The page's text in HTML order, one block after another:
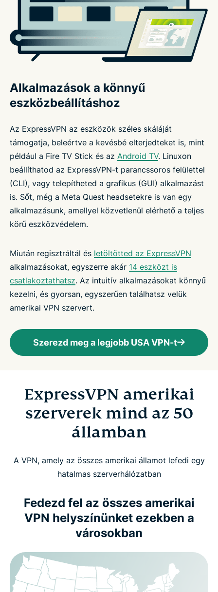
Alkalmazások a könnyű
eszközbeállításhoz
Az ExpressVPN az eszközök széles skáláját
támogatja, beleértve a kevésbé elterjedteket is, mint
például a Fire TV Stick és az Android TV. Linuxon
beállíthatod az ExpressVPN-t parancssoros felülettel
(CLI), vagy telepítheted a grafikus (GUI) alkalmazást
is. Sőt, még a Meta Quest headsetekre is van egy
alkalmazásunk, amellyel közvetlenül elérhető a teljes
körű eszközvédelem.
Miután regisztráltál és letöltötted az ExpressVPN
alkalmazásokat, egyszerre akár 14 eszközt is
csatlakoztathatsz. Az intuitív alkalmazásokat könnyű
kezelni, és gyorsan, egyszerűen találhatsz velük
amerikai VPN szervert.
Szerezd meg a legjobb USA VPN-t
ExpressVPN amerikai
szerverek mind az 50
államban
A VPN, amely az összes amerikai államot lefedi egy
hatalmas szerverhálózatban
Fedezd fel az összes amerikai
VPN helyszínünket ezekben a
városokban